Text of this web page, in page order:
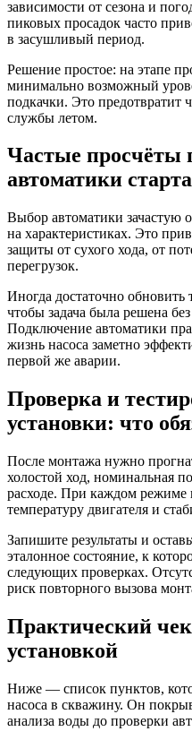
зависимости от сезона и
пиковых просадок часто
в засушливый период.
Решение простое: на этапе
минимально возможный
подкачки. Это предотвратит
службы летом.
Частые просчёты
автоматики
Выбор автоматики зачастую
на характеристиках. Это
защиты от сухого хода, от
перегрузок.
Иногда достаточно обновить
чтобы задача была решена
Подключение автоматики
жизнь насоса заметно
первой же аварии.
Проверка и
установки: что
После монтажа нужно
холостой ход, номинальная
расходе. При каждом режиме
температуру двигателя и
Запишите результаты и
эталонное состояние, к
следующих проверках.
риск повторного вызова
Практический
установкой
Ниже — список пунктов,
насоса в скважину. Он
анализа воды до проверки